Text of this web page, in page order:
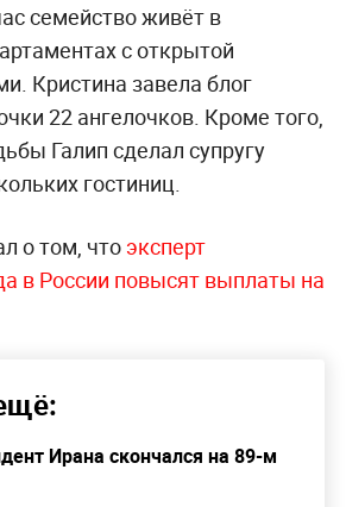
семейство живёт в
с открытой
Кристина завела блог
22 ангелочков. Кроме того,
Галип сделал супругу
гостиниц.
о том, что эксперт
в России повысят выплаты на
Ирана скончался на 89-м